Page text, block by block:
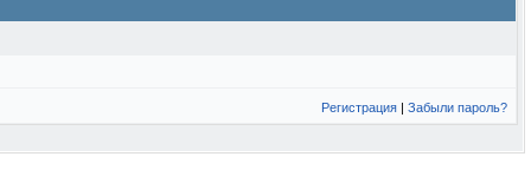
Регистрация | Забыли пароль?